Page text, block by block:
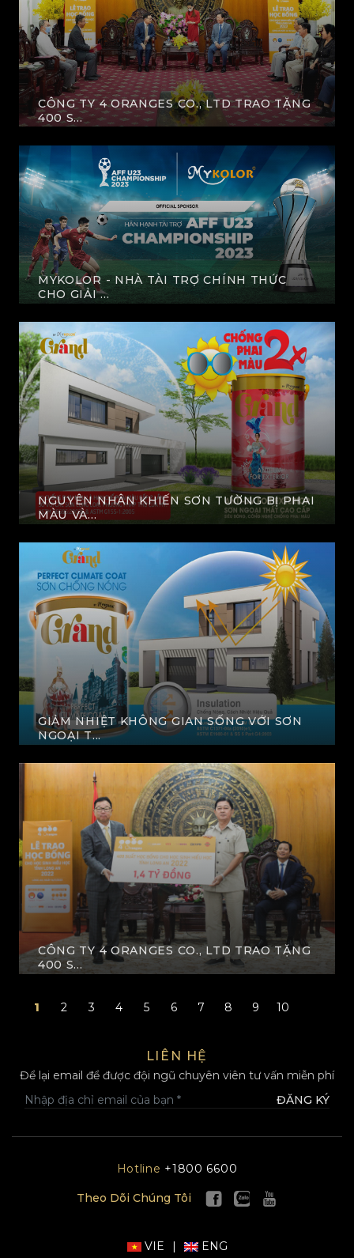
CÔNG TY 4 ORANGES CO., LTD TRAO TẶNG
400 S...
XEM THÊM
MYKOLOR - NHÀ TÀI TRỢ CHÍNH THỨC
CHO GIẢI ...
XEM THÊM
NGUYÊN NHÂN KHIẾN SƠN TƯỜNG BỊ PHAI
MÀU VÀ...
XEM THÊM
GIẢM NHIỆT KHÔNG GIAN SỐNG VỚI SƠN
NGOẠI T...
XEM THÊM
CÔNG TY 4 ORANGES CO., LTD TRAO TẶNG
400 S...
1
2 3 4 5 6 7 8 9 10
LIÊN HỆ
Để lại email để được đội ngũ chuyên viên tư vấn miễn phí
ĐĂNG KÝ
Hotline +1800 6600
Theo Dõi Chúng Tôi